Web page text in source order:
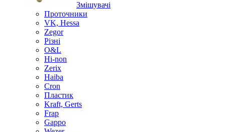
Змішувачі
Проточники
VK, Hessa
Zegor
Різні
O&L
Hi-non
Zerix
Haiba
Cron
Пластик
Kraft, Gerts
Frap
Gappo